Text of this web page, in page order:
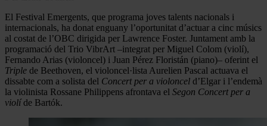
El Festival Emergents, que programa joves talents nacionals i
internacionals, ha donat enguany l’oportunitat d’actuar a cinc músics
al costat de l’OBC dirigida per Lawrence Foster. Juntament amb la
programació del Trio VibrArt –integrat per Miguel Colom (violí),
Fernando Arias (violoncel) i Juan Pérez Floristán (piano)– oferint el
Triple de Beethoven, el violoncel·lista Aurelien Pascal actuava el
dissabte com a solista del Concert per a violoncel d’Elgar i l’endemà
la violinista Rossane Philippens afrontava el Segon Concert per a
violíde Bartók.